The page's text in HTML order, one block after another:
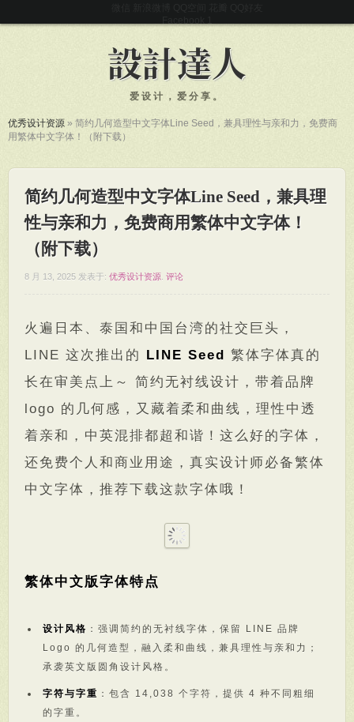
爱设计，爱分享。
优秀设计资源 » 简约几何造型中文字体Line Seed，兼具理性与亲和力，免费商
用繁体中文字体！（附下载）
简约几何造型中文字体Line Seed，兼具理
性与亲和力，免费商用繁体中文字体！
（附下载）
8 月 13, 2025 发表于: 优秀设计资源 评论
火遍日本、泰国和中国台湾的社交巨头，
LINE 这次推出的 LINE Seed 繁体字体真的
长在审美点上～ 简约无衬线设计，带着品牌
logo 的几何感，又藏着柔和曲线，理性中透
着亲和，中英混排都超和谐！这么好的字体，
还免费个人和商业用途，真实设计师必备繁体
中文字体，推荐下载这款字体哦！
繁体中文版字体特点
设计风格 ：强调简约的无衬线字体，保留 LINE 品牌
Logo 的几何造型，融入柔和曲线，兼具理性与亲和力；
承袭英文版圆角设计风格。
字符与字重 ：包含 14,038 个字符，提供 4 种不同粗细
的字重。